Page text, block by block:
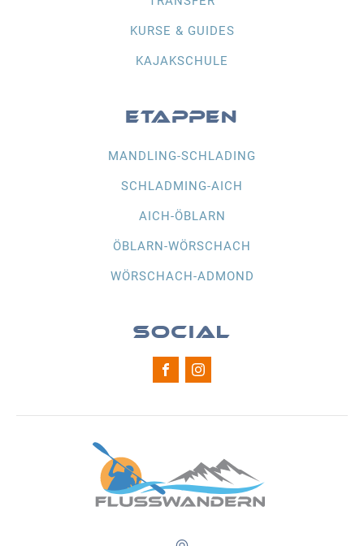
KURSE & GUIDES
KAJAKSCHULE
ETAPPEN
MANDLING-SCHLADING
SCHLADMING-AICH
AICH-ÖBLARN
ÖBLARN-WÖRSCHACH
WÖRSCHACH-ADMOND
SOCIAL